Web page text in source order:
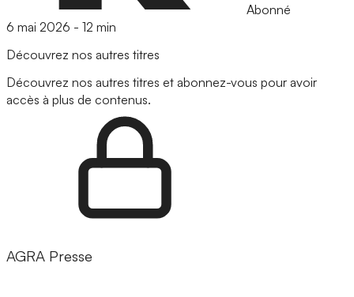
Abonné
6 mai 2026 - 12 min
Découvrez nos autres titres
Découvrez nos autres titres et abonnez-vous pour avoir
accès à plus de contenus.
AGRA Presse